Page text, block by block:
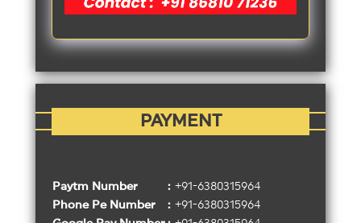
PAYMENT
Paytm Number : +91-6380315964
Phone Pe Number
: +91-6380315964